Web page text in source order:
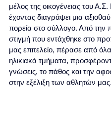
μέλος της οικογένειας του
έχοντας διαγράψει μια
πορεία στο σύλλογο. Από την
στιγμή που εντάχθηκε στο
μας επιτελείο, πέρασε από
ηλικιακά τμήματα,
γνώσεις, το πάθος και την
στην εξέλιξη των αθλητών μας.